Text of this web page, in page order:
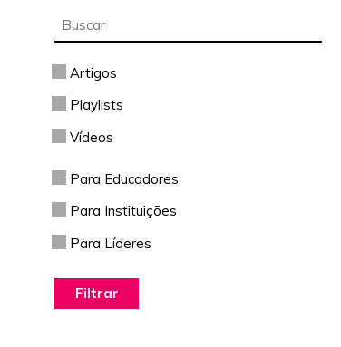
Artigos
Playlists
Vídeos
Para Educadores
Para Instituições
Para Líderes